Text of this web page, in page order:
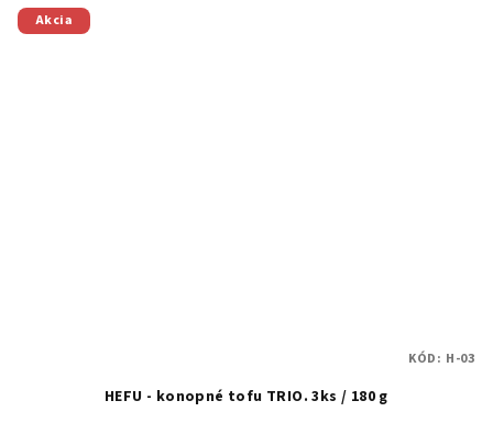
Akcia
HEFU - konopné tofu TRIO. 3ks / 180 g
KÓD: H-03